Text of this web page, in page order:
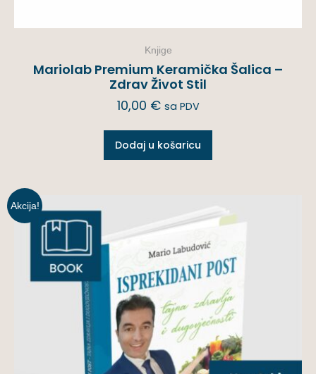
Knjige
Mariolab Premium Keramička Šalica –
Zdrav Život Stil
10,00 € sa PDV
Dodaj u košaricu
Akcija!